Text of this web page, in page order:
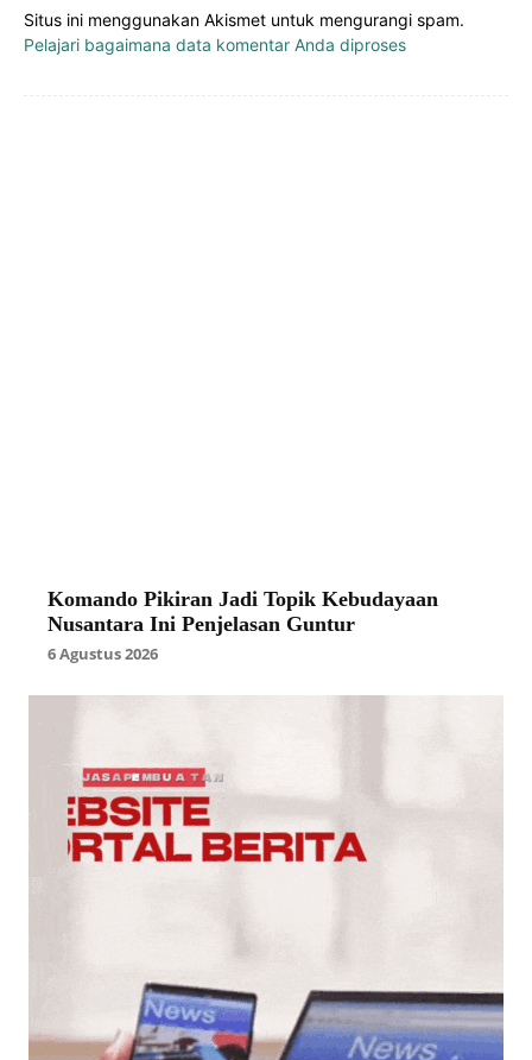
Situs ini menggunakan Akismet untuk mengurangi spam.
Pelajari bagaimana data komentar Anda diproses
Komando Pikiran Jadi Topik Kebudayaan
Nusantara Ini Penjelasan Guntur
6 Agustus 2026